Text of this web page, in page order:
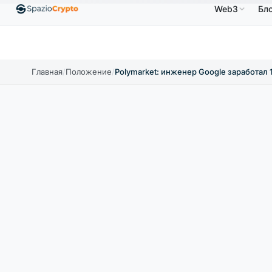
EthereumETH1 880,58 $ ↑0.00% BNB BNB
Web3
Главная/Положение/Polymarket: инженер Google заработал